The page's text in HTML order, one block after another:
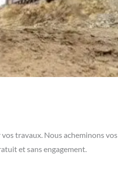
travaux. Nous acheminons vos
et sans engagement.